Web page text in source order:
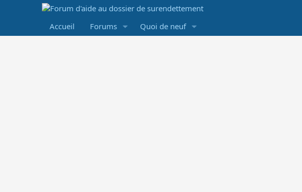
Accueil Forums Quoi de neuf